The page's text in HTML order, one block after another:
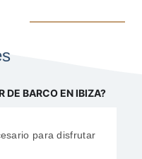
DE BARCO EN IBIZA?
para disfrutar